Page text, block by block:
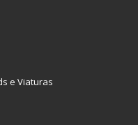
e Viaturas